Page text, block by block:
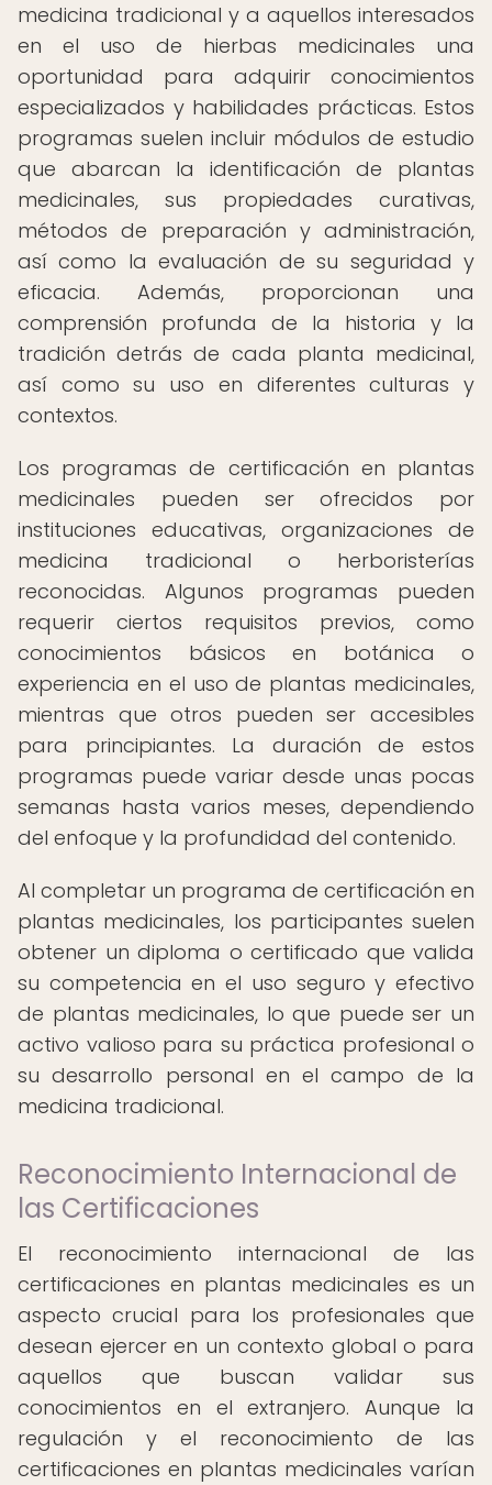
medicina tradicional y a aquellos interesados
en el uso de hierbas medicinales una
oportunidad para adquirir conocimientos
especializados y habilidades prácticas. Estos
programas suelen incluir módulos de estudio
que abarcan la identificación de plantas
medicinales, sus propiedades curativas,
métodos de preparación y administración,
así como la evaluación de su seguridad y
eficacia. Además, proporcionan una
comprensión profunda de la historia y la
tradición detrás de cada planta medicinal,
así como su uso en diferentes culturas y
contextos.
Los programas de certificación en plantas
medicinales pueden ser ofrecidos por
instituciones educativas, organizaciones de
medicina tradicional o herboristerías
reconocidas. Algunos programas pueden
requerir ciertos requisitos previos, como
conocimientos básicos en botánica o
experiencia en el uso de plantas medicinales,
mientras que otros pueden ser accesibles
para principiantes. La duración de estos
programas puede variar desde unas pocas
semanas hasta varios meses, dependiendo
del enfoque y la profundidad del contenido.
Al completar un programa de certificación en
plantas medicinales, los participantes suelen
obtener un diploma o certificado que valida
su competencia en el uso seguro y efectivo
de plantas medicinales, lo que puede ser un
activo valioso para su práctica profesional o
su desarrollo personal en el campo de la
medicina tradicional.
Reconocimiento Internacional de
las Certificaciones
El reconocimiento internacional de las
certificaciones en plantas medicinales es un
aspecto crucial para los profesionales que
desean ejercer en un contexto global o para
aquellos que buscan validar sus
conocimientos en el extranjero. Aunque la
regulación y el reconocimiento de las
certificaciones en plantas medicinales varían